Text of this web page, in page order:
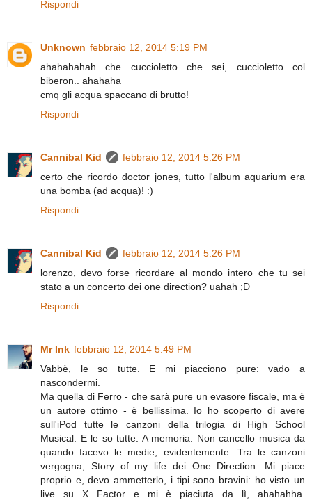
Rispondi
Unknown febbraio 12, 2014 5:19 PM
ahahahahah che cuccioletto che sei, cuccioletto col
biberon.. ahahaha
cmq gli acqua spaccano di brutto!
Rispondi
Cannibal Kid
febbraio 12, 2014 5:26 PM
certo che ricordo doctor jones, tutto l'album aquarium era
una bomba (ad acqua)! :)
Rispondi
Cannibal Kid
febbraio 12, 2014 5:26 PM
lorenzo, devo forse ricordare al mondo intero che tu sei
stato a un concerto dei one direction? uahah ;D
Rispondi
Mr Ink febbraio 12, 2014 5:49 PM
Vabbè, le so tutte. E mi piacciono pure: vado a
nascondermi.
Ma quella di Ferro - che sarà pure un evasore fiscale, ma è
un autore ottimo - è bellissima. Io ho scoperto di avere
sull'iPod tutte le canzoni della trilogia di High School
Musical. E le so tutte. A memoria. Non cancello musica da
quando facevo le medie, evidentemente. Tra le canzoni
vergogna, Story of my life dei One Direction. Mi piace
proprio e, devo ammetterlo, i tipi sono bravini: ho visto un
live su X Factor e mi è piaciuta da lì, ahahahha.